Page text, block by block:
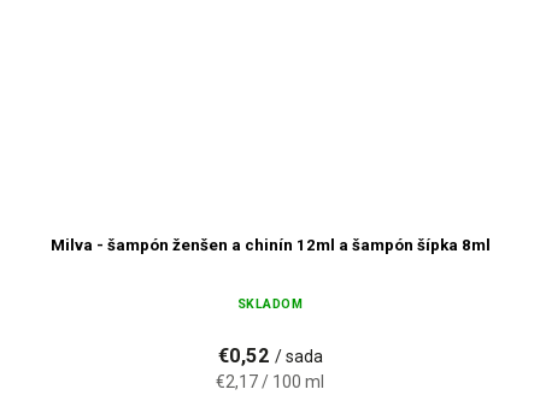
Milva - šampón ženšen a chinín 12ml a šampón šípka 8ml
SKLADOM
€0,52 / sada
€2,17 / 100 ml